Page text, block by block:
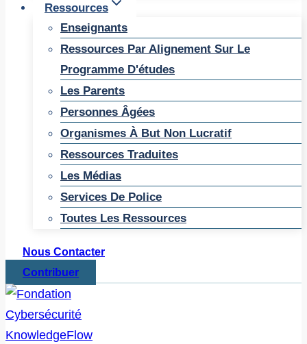
Ressources
Enseignants
Ressources Par Alignement Sur Le
Programme D'études
Les Parents
Personnes Âgées
Organismes À But Non Lucratif
Ressources Traduites
Les Médias
Services De Police
Toutes Les Ressources
Nous Contacter
Contribuer